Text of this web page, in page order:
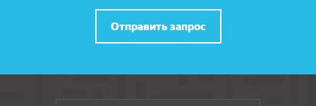
Отправить запрос